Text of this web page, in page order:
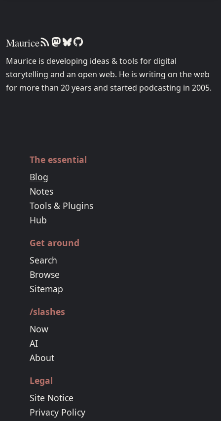
Maurice
Maurice is developing ideas & tools for digital
storytelling and an open web. He is writing on the web
for more than 20 years and started podcasting in 2005.
The essential
Blog
Notes
Tools & Plugins
Hub
Get around
Search
Browse
Sitemap
/slashes
Now
AI
About
Legal
Site Notice
Privacy Policy